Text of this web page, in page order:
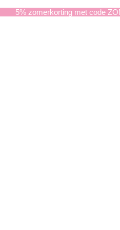
5% zomerkorting met code